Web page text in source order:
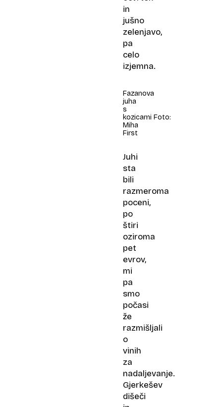
in
jušno
zelenjavo,
pa
celo
izjemna.
Fazanova
juha
s
kozicami Foto:
Miha
First
Juhi
sta
bili
razmeroma
poceni,
po
štiri
oziroma
pet
evrov,
mi
pa
smo
počasi
že
razmišljali
o
vinih
za
nadaljevanje.
Gjerkešev
dišeči